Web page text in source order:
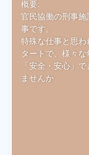
概要:
官民協働の刑事
事です。
特殊な仕事と思
タートで、様々な
「安全・安心」
ませんか